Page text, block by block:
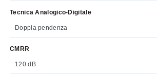
Tecnica Analogico-Digitale
Doppia pendenza
CMRR
120 dB